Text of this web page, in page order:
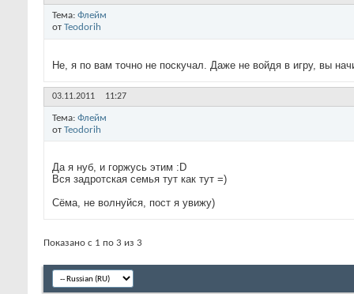
Тема: Флейм
от Teodorih
Не, я по вам точно не поскучал. Даже не войдя в игру, вы
03.11.2011 11:27
Тема: Флейм
от Teodorih
Да я нуб, и горжусь этим :D
Вся задротская семья тут как тут =)
Сёма, не волнуйся, пост я увижу)
Показано с 1 по 3 из 3